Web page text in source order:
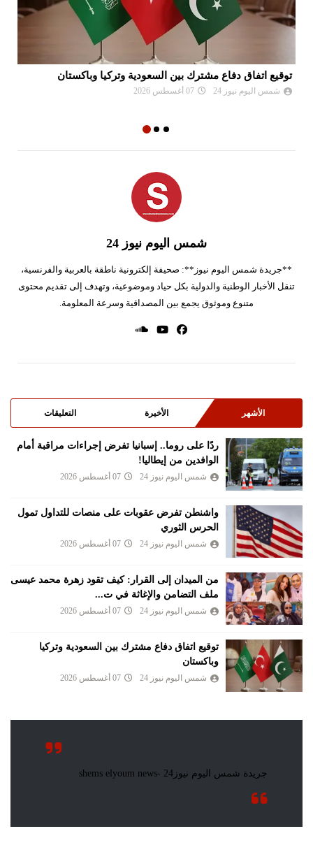
توقيع اتفاق دفاع مشترك بين السعودية وتركيا وباكستان
شمس اليوم نيوز 24 07 أغسطس 2026
شمس اليوم نيوز 24
**جريدة شمس اليوم نيوز**: صحيفة إلكترونية ناطقة بالعربية والفرنسية،
تنقل الأخبار الوطنية والدولية بكل حياد وموضوعية، وتهدف إلى تقديم محتوى
متنوع وموثوق يجمع بين المصداقية وسرعة المعلومة.
الأشهر الأخيرة التعليقات
ردًا على روما.. إسبانيا تفرض إجراءات مراقبة أمام
الوافدين من إيطاليا!
شمس اليوم نيوز 24 07 أغسطس 2026
واشنطن تفرض عقوبات على منصات للتداول تمول
الحرس الثوري
شمس اليوم نيوز 24 07 أغسطس 2026
من الميدان إلى القرار: كيف تقود زهرة محمد عيسى
ملف التضامن والإغاثة في ت...
شمس اليوم نيوز 24 07 أغسطس 2026
توقيع اتفاق دفاع مشترك بين السعودية وتركيا
وباكستان
شمس اليوم نيوز 24 07 أغسطس 2026